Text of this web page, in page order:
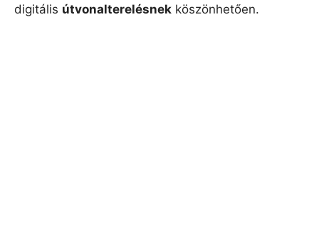
digitális útvonalterelésnek köszönhetően.